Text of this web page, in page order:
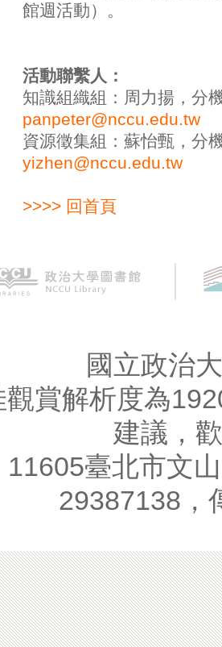
館週活動）。
活動聯繫人：
知識組織組：周力揚，分
panpeter@nccu.edu.tw
資源徵集組：蘇怡甄，分
yizhen@nccu.edu.tw
>>>> 回首頁
國立政治
賞解析度為
建議，
11605臺北市文
29387138，